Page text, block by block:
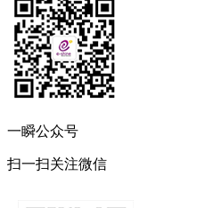
一瞬公众号
扫一扫关注微信